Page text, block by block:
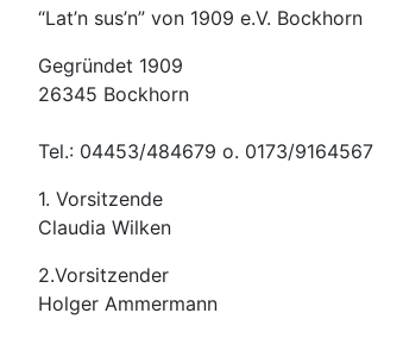
“Lat’n sus’n” von 1909 e.V. Bockhorn
Gegründet 1909
26345 Bockhorn
Tel.: 04453/484679 o. 0173/9164567
1. Vorsitzende
Claudia Wilken
2.Vorsitzender
Holger Ammermann